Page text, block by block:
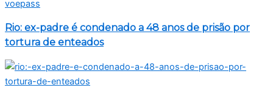
Rio: ex-padre é condenado a 48 anos de prisão por
tortura de enteados